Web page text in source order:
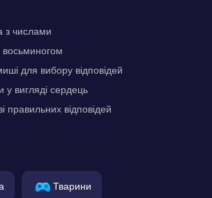
з числами
для вибору відповідей
вигляді сердець
правильних відповідей
Тварини